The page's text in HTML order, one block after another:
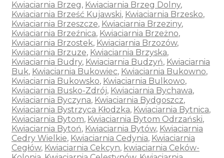
Kwiaciarnia Brzeg, Kwiaciarnia Brzeg Dolny,
Kwiaciarnia Brześć Kujawski, Kwiaciarnia Brzesko,
Kwiaciarnia Brzeszcze, Kwiaciarnia Brzeziny,
Kwiaciarnia Brzeźnica, Kwiaciarnia Brzeżno,
Kwiaciarnia Brzostek, Kwiaciarnia Brzozów,
Kwiaciarnia Brzuze, Kwiaciarnia Brzyska,
Kwiaciarnia Budry, Kwiaciarnia Budzyń, Kwiaciarnia
Buk, Kwiaciarnia Bukowiec, Kwiaciarnia Bukowno,
Kwiaciarnia Bukowsko, Kwiaciarnia Bulkowo,
Kwiaciarnia Busko-Zdrój, Kwiaciarnia Bychawa,
Kwiaciarnia Byczyna, Kwiaciarnia Bydgoszcz,
Kwiaciarnia Bystrzyca Kłodzka, Kwiaciarnia Bytnica,
Kwiaciarnia Bytom, Kwiaciarnia Bytom Odrzański,
Kwiaciarnia Bytoń, Kwiaciarnia Bytów, Kwiaciarnia
Cedry Wielkie, Kwiaciarnia Cedynia, Kwiaciarnia
Cegłów, Kwiaciarnia Cekcyn, kwiaciarnia Ceków-